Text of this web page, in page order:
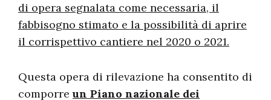
di opera segnalata come necessaria, il
fabbisogno stimato e la possibilità di aprire
il corrispettivo cantiere nel 2020 o 2021.
Questa opera di rilevazione ha consentito di
comporreun Piano nazionale dei